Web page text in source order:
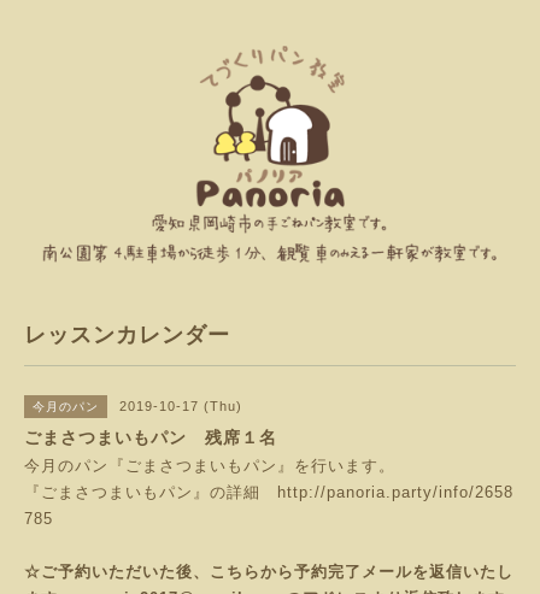
レッスンカレンダー
今月のパン 2019-10-17 (Thu)
ごまさつまいもパン 残席１名
今月のパン『ごまさつまいもパン』を行います。
『ごまさつまいもパン』の詳細
http://panoria.party/info/2658
785
☆ご予約いただいた後、こちらから予約完了メールを返信いたし